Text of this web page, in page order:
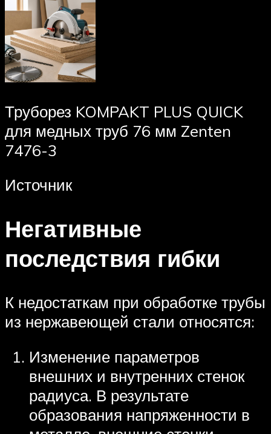
Труборез KOMPAKT PLUS QUICK
для медных труб 76 мм Zenten
7476-3
Источник
Негативные
последствия гибки
К недостаткам при обработке трубы
из нержавеющей стали относятся:
Изменение параметров
внешних и внутренних стенок
радиуса. В результате
образования напряженности в